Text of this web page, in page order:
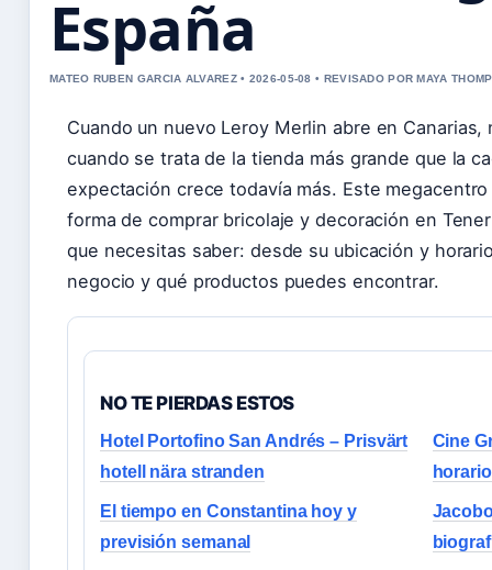
España
MATEO RUBEN GARCIA ALVAREZ • 2026-05-08 • REVISADO POR MAYA
Cuando un nuevo Leroy Merlin abre en
cuando se trata de la tienda más grande que la
expectación crece todavía más. Este
forma de comprar bricolaje y decoración en
que necesitas saber: desde su ubicación y
negocio y qué productos puedes encontrar.
NO TE PIERDAS ESTOS
Hotel Portofino San Andrés – Prisvärt
hotell nära stranden
Cine
El tiempo en Constantina hoy y
previsión semanal